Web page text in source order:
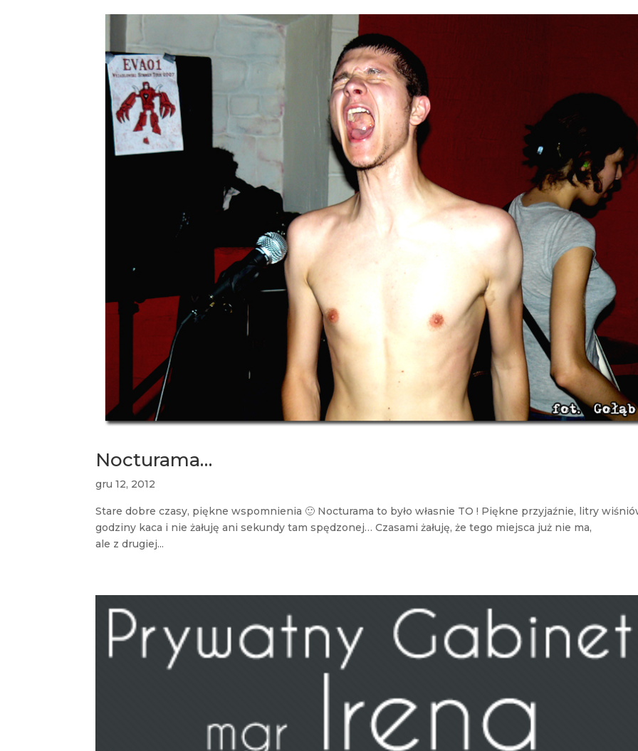
Nocturama…
gru 12, 2012
Stare dobre czasy, piękne wspomnienia 🙂 Nocturama to było własnie TO ! Piękne przyjaźnie, litry
godziny kaca i nie żałuję ani sekundy tam spędzonej… Czasami żałuję, że tego miejsca już nie ma,
ale z drugiej...